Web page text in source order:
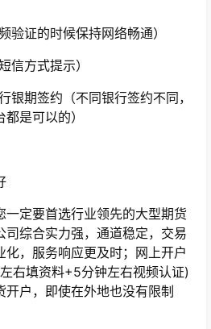
的时候保持网络畅通）
方式提示）
签约（不同银行签约不同，
是可以的）
定要首选行业领先的大型期货
司综合实力强，通道稳定，交易
，服务响应更及时；网上开户
右填资料+5分钟左右视频认证)
户，即使在外地也没有限制